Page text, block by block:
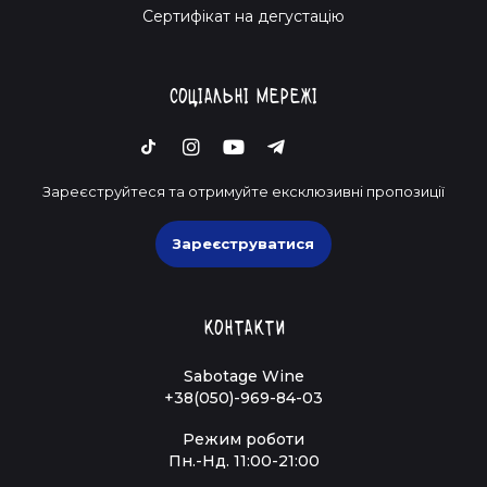
Cертифікат на дегустацію
Соціальні мережі
Зареєструйтеся та отримуйте ексклюзивні пропозиції
Зареєструватися
Контакти
Sabotage Wine
+38(050)-969-84-03
Режим роботи
Пн.-Нд. 11:00-21:00